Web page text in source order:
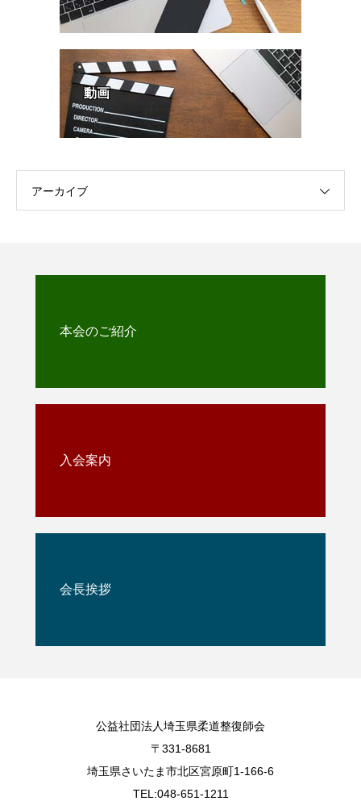
動画
アーカイブ
本会のご紹介
入会案内
会長挨拶
公益社団法人埼玉県柔道整復師会
〒331-8681
埼玉県さいたま市北区宮原町1-166-6
TEL:048-651-1211